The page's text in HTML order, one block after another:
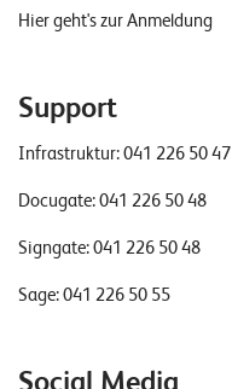
Hier geht's zur Anmeldung
Support
Infrastruktur:041 226 50 47
Docugate:041 226 50 48
Signgate:041 226 50 48
Sage:041 226 50 55
Social Media